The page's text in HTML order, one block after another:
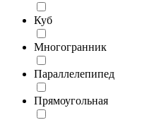
Куб
Многогранник
Параллелепипед
Прямоугольная